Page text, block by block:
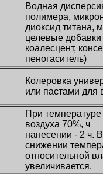
Водная
полимера,
диоксид титана,
целевые добавки
коалесцент,
пеногаситель)
Колеровка
или пастами для
При
воздуха 70%,
нанесении - 2 ч.
снижении
относительной
увеличивается.